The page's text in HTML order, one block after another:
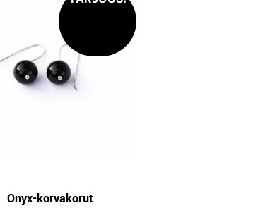
Onyx-korvakorut